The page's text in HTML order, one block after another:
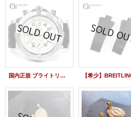
国内正規 ブライトリング スーパーアベンジャー A13370 ホワイト クロノグラフ J22805